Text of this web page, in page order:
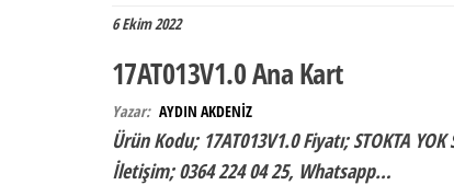
6 Ekim 2022
17AT013V1.0 Ana Kart
Yazar: AYDIN AKDENİZ
Ürün Kodu; 17AT013V1.0 Fiyatı; STOKTA
İletişim; 0364 224 04 25, Whatsapp…